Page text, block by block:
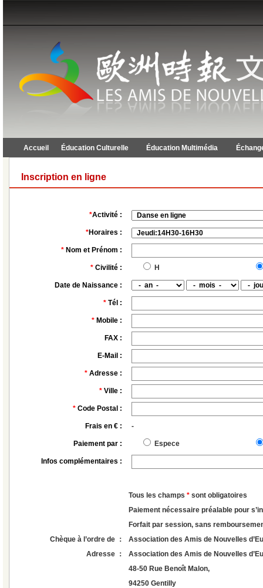
Accueil Éducation Culturelle Éducation Multimédia
Inscription en ligne
*Activité :
*Horaires :
* Nom et Prénom :
* Civilité : H
Date de Naissance :
* Tél :
* Mobile :
FAX :
E-Mail :
* Adresse :
* Ville :
* Code Postal :
Frais en € : -
Paiement par : Espece
Infos complémentaires :
Tous les champs * sont obligatoires
Paiement nécessaire préalable pour
Forfait par session, sans
Chèque à l’ordre de ：
Association des Amis de Nouvelles
Adresse ：
Association des Amis de Nouvelles
48-50 Rue Benoît Malon,
94250 Gentilly